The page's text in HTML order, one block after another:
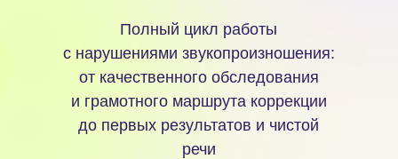
Полный цикл работы
с нарушениями звукопроизношения:
от качественного обследования
и грамотного маршрута коррекции
до первых результатов и чистой
речи